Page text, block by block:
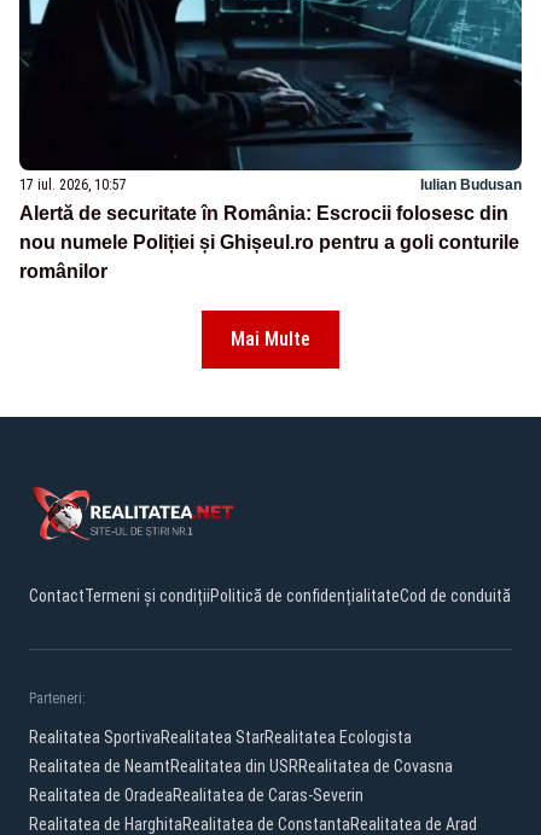
17 iul. 2026, 10:57 Iulian Budusan
Alertă de securitate în România: Escrocii folosesc din
nou numele Poliției și Ghișeul.ro pentru a goli conturile
românilor
Mai Multe
ContactTermeni și condițiiPolitică de confidențialitateCod de conduită
Parteneri:
Realitatea SportivaRealitatea StarRealitatea Ecologista
Realitatea de NeamtRealitatea din USRRealitatea de Covasna
Realitatea de OradeaRealitatea de Caras-Severin
Realitatea de HarghitaRealitatea de ConstantaRealitatea de Arad